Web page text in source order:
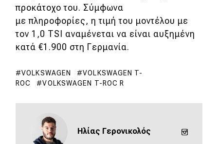
προκάτοχο του. Σύμφωνα
με πληροφορίες, η τιμή του μοντέλου με
τον 1,0 TSI αναμένεται να είναι αυξημένη
κατά €1.900 στη Γερμανία.
VOLKSWAGEN
VOLKSWAGEN T-
ROC
VOLKSWAGEN T-ROC R
Ηλίας Γερονικολός